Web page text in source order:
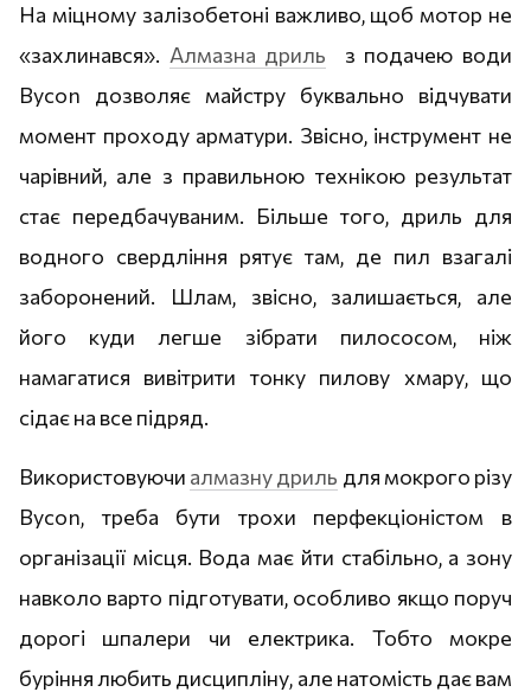
На міцному залізобетоні важливо, щоб мотор не
«захлинався». Алмазна дриль з подачею води
Bycon дозволяє майстру буквально відчувати
момент проходу арматури. Звісно, інструмент не
чарівний, але з правильною технікою результат
стає передбачуваним. Більше того, дриль для
водного свердління рятує там, де пил взагалі
заборонений. Шлам, звісно, залишається, але
його куди легше зібрати пилососом, ніж
намагатися вивітрити тонку пилову хмару, що
сідає на все підряд.
Використовуючи алмазну дриль для мокрого різу
Bycon, треба бути трохи перфекціоністом в
організації місця. Вода має йти стабільно, а зону
навколо варто підготувати, особливо якщо поруч
дорогі шпалери чи електрика. Тобто мокре
буріння любить дисципліну, але натомість дає вам